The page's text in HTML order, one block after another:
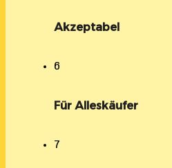
Akzeptabel
6
Für Alleskäufer
7